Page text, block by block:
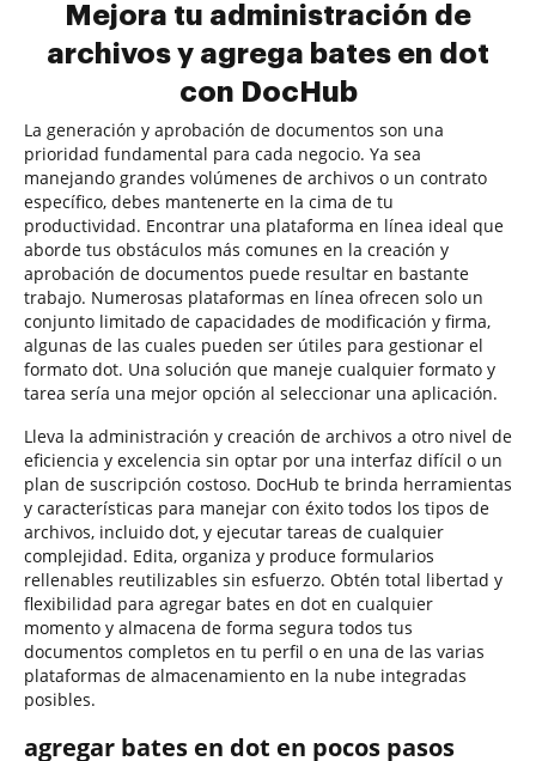
Mejora tu administración de
archivos y agrega bates en dot
con DocHub
La generación y aprobación de documentos son una
prioridad fundamental para cada negocio. Ya sea
manejando grandes volúmenes de archivos o un contrato
específico, debes mantenerte en la cima de tu
productividad. Encontrar una plataforma en línea ideal que
aborde tus obstáculos más comunes en la creación y
aprobación de documentos puede resultar en bastante
trabajo. Numerosas plataformas en línea ofrecen solo un
conjunto limitado de capacidades de modificación y firma,
algunas de las cuales pueden ser útiles para gestionar el
formato dot. Una solución que maneje cualquier formato y
tarea sería una mejor opción al seleccionar una aplicación.
Lleva la administración y creación de archivos a otro nivel de
eficiencia y excelencia sin optar por una interfaz difícil o un
plan de suscripción costoso. DocHub te brinda herramientas
y características para manejar con éxito todos los tipos de
archivos, incluido dot, y ejecutar tareas de cualquier
complejidad. Edita, organiza y produce formularios
rellenables reutilizables sin esfuerzo. Obtén total libertad y
flexibilidad para agregar bates en dot en cualquier
momento y almacena de forma segura todos tus
documentos completos en tu perfil o en una de las varias
plataformas de almacenamiento en la nube integradas
posibles.
agregar bates en dot en pocos pasos